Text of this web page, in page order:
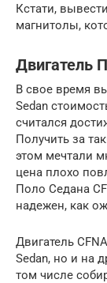
Кстати,
магнитолы,
Двигатель
В свое время
Sedan
считался
Получить за
этом мечтали
цена плохо
Поло Седана
надежен, как
Двигатель
Sedan, но и на
том числе